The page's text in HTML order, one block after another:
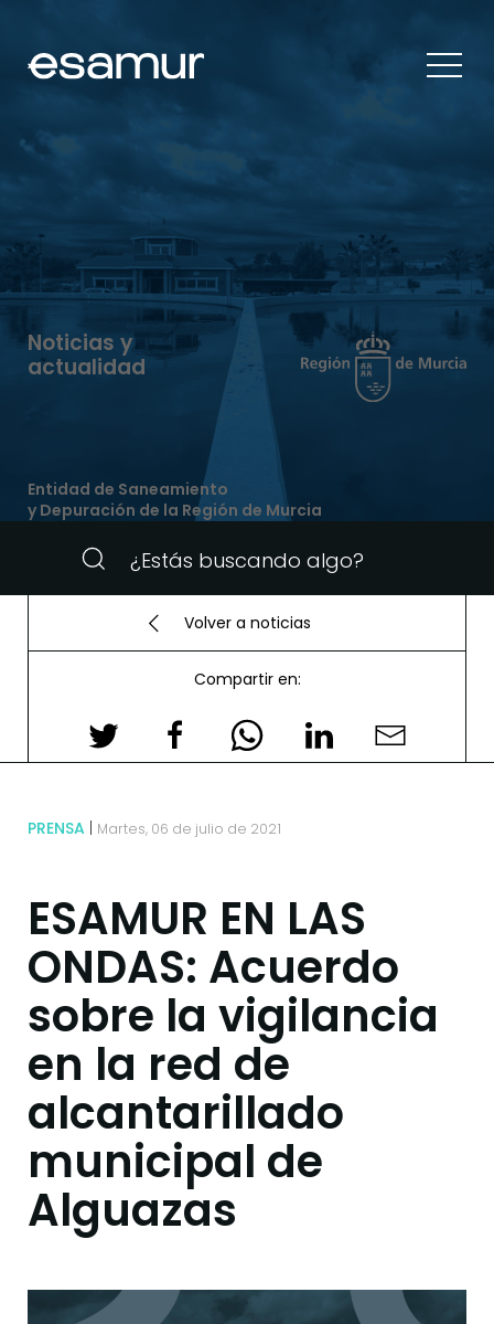
Noticias y
actualidad
Entidad de Saneamiento
y Depuración de la Región de Murcia
Volver a noticias
Compartir en:
PRENSA Martes, 06 de julio de 2021
ESAMUR EN LAS
ONDAS: Acuerdo
sobre la vigilancia
en la red de
alcantarillado
municipal de
Alguazas